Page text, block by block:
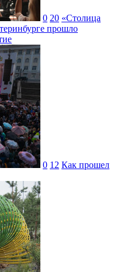
0 20 «Столица
прошло
0 12 Как прошел